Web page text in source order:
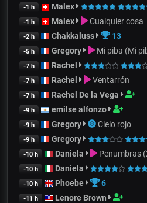
-1 h Malex
-1 h Malex Cualquier cosa
-2 h Chakkaluss 13
-5 h Gregory Mi piba (Mi
-7 h Rachel
-7 h Rachel Ventarrón
-7 h Rachel De la Vega
-9 h emilse alfonzo
-9 h Gregory Cielo rojo
-9 h Gregory
-10 h Daniela Penumbras
-10 h Daniela
-10 h Phoebe 6
-11 h Lenore Brown